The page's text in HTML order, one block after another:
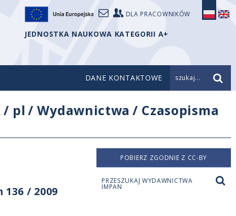
DLA PRACOWNIKÓW
JEDNOSTKA NAUKOWA KATEGORII A+
DANE KONTAKTOWE szukaj...
/ pl /Wydawnictwa / Czasopisma
136 / 2009
POBIERZ ZGODNIE Z CC-BY
PRZESZUKAJ WYDAWNICTWA
IMPAN